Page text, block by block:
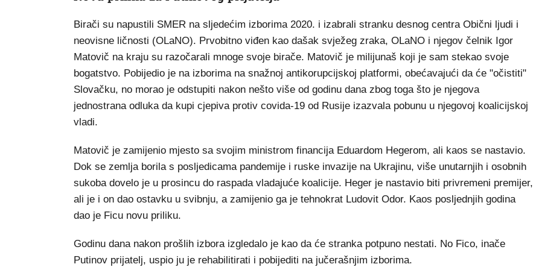
Birači su napustili SMER na sljedećim izborima 2020. i izabrali stranku desnog centra Obični ljudi i
neovisne ličnosti (OLaNO). Prvobitno viđen kao dašak svježeg zraka, OLaNO i njegov čelnik Igor
Matovič na kraju su razočarali mnoge svoje birače. Matovič je milijunaš koji je sam stekao svoje
bogatstvo. Pobijedio je na izborima na snažnoj antikorupcijskoj platformi, obećavajući da će "očistiti"
Slovačku, no morao je odstupiti nakon nešto više od godinu dana zbog toga što je njegova
jednostrana odluka da kupi cjepiva protiv covida-19 od Rusije izazvala pobunu u njegovoj koalicijskoj
vladi.
Matovič je zamijenio mjesto sa svojim ministrom financija Eduardom Hegerom, ali kaos se nastavio.
Dok se zemlja borila s posljedicama pandemije i ruske invazije na Ukrajinu, više unutarnjih i osobnih
sukoba dovelo je u prosincu do raspada vladajuće koalicije. Heger je nastavio biti privremeni premijer,
ali je i on dao ostavku u svibnju, a zamijenio ga je tehnokrat Ludovit Odor. Kaos posljednjih godina
dao je Ficu novu priliku.
Godinu dana nakon prošlih izbora izgledalo je kao da će stranka potpuno nestati. No Fico, inače
Putinov prijatelj, uspio ju je rehabilitirati i pobijediti na jučerašnjim izborima.